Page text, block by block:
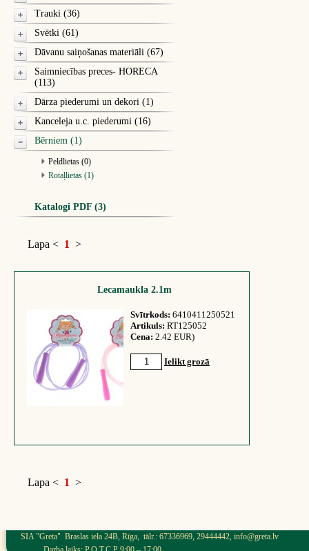
Trauki (36)
Svētki (61)
Dāvanu saiņošanas materiāli (67)
Saimniecības preces- HORECA
(113)
Dārza piederumi un dekori (1)
Kanceleja u.c. piederumi (16)
Bērniem (1)
Peldlietas (0)
Rotaļlietas (1)
Katalogi PDF (3)
Lapa < 1 >
Lecamaukla 2.1m
Svītrkods: 6410411250521
Artikuls: RT125052
Cena: 2.42 EUR)
Ielikt grozā
Lapa < 1 >
SIA "Greta" Braslas iela 24B, Rīga, tālr.: 67336969, 29444442, info@greta.lv